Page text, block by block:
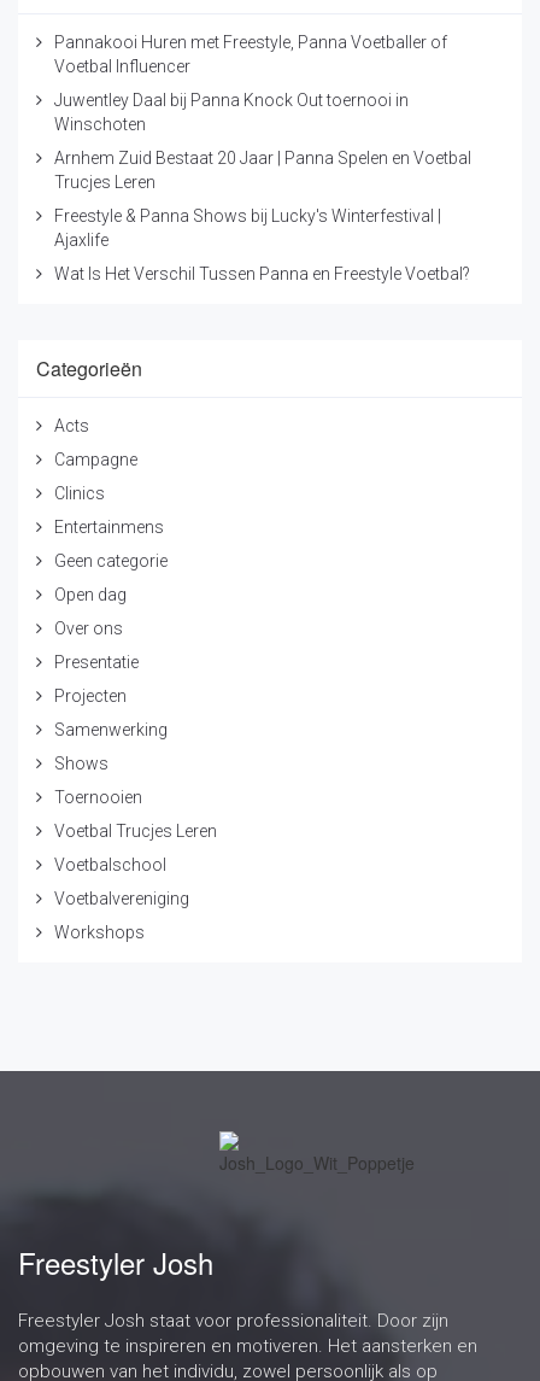
Pannakooi Huren met Freestyle, Panna Voetballer of
Voetbal Influencer
Juwentley Daal bij Panna Knock Out toernooi in
Winschoten
Arnhem Zuid Bestaat 20 Jaar | Panna Spelen en Voetbal
Trucjes Leren
Freestyle & Panna Shows bij Lucky's Winterfestival |
Ajaxlife
Wat Is Het Verschil Tussen Panna en Freestyle Voetbal?
Categorieën
Acts
Campagne
Clinics
Entertainmens
Geen categorie
Open dag
Over ons
Presentatie
Projecten
Samenwerking
Shows
Toernooien
Voetbal Trucjes Leren
Voetbalschool
Voetbalvereniging
Workshops
Freestyler Josh
Freestyler Josh staat voor professionaliteit. Door zijn
omgeving te inspireren en motiveren. Het aansterken en
opbouwen van het individu, zowel persoonlijk als op